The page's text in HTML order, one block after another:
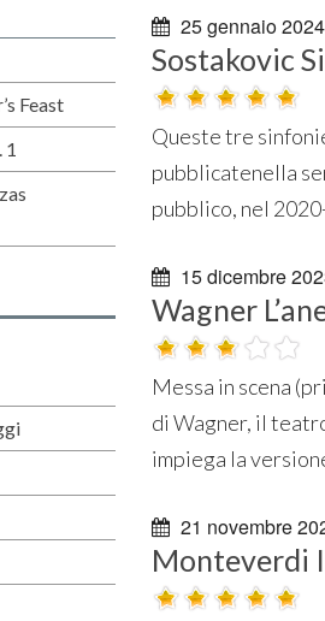
25 gennaio 2024
Sostakovic
Queste tre
pubblicatenella
pubblico, nel
15 dicembre
Wagner
Messa in scena
di Wagner, il
impiega la
21 novembre
Monteverdi
Feast
1